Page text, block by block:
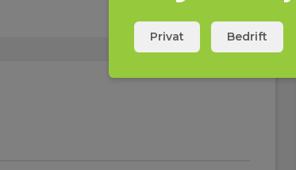
er større, sendes det ingen laserstråle, og
horisontale og vertikale linjer kan du også lage rette
nyttig f.eks. ved oppmåling av trapper og gelendre.
i robust koffert inkl. Li-Ion batteri med
Privat Bedrift